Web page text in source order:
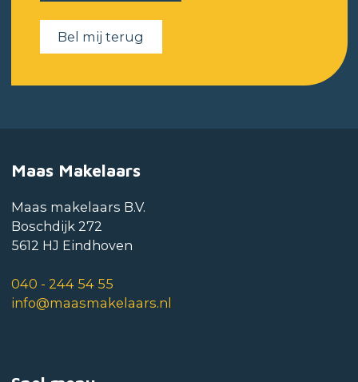
Bel mij terug
Maas Makelaars
Maas makelaars B.V.
Boschdijk 272
5612 HJ Eindhoven
040 - 244 54 55
info@maasmakelaars.nl